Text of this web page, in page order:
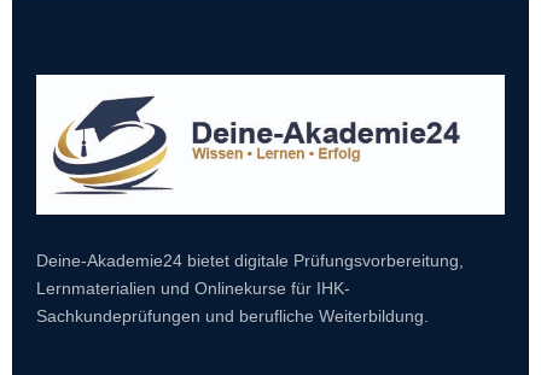
Deine-Akademie24 bietet digitale Prüfungsvorbereitung,
Lernmaterialien und Onlinekurse für IHK-
Sachkundeprüfungen und berufliche Weiterbildung.